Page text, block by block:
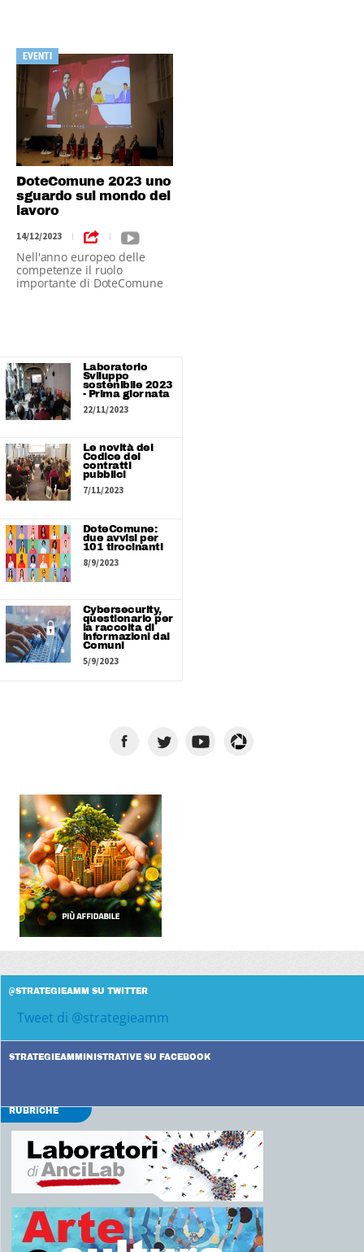
EVENTI
DoteComune 2023 uno
sguardo sul mondo del
lavoro
14/12/2023 | |
Nell'anno europeo delle
competenze il ruolo
importante di DoteComune
Laboratorio
Sviluppo
sostenibile 2023
- Prima giornata
22/11/2023
Le novità del
Codice dei
contratti
pubblici
7/11/2023
DoteComune:
due avvisi per
101 tirocinanti
8/9/2023
Cybersecurity,
questionario per
la raccolta di
informazioni dai
Comuni
5/9/2023
@STRATEGIEAMM SU TWITTER
Tweet di @strategieamm
STRATEGIEAMMINISTRATIVE SU FACEBOOK
RUBRICHE